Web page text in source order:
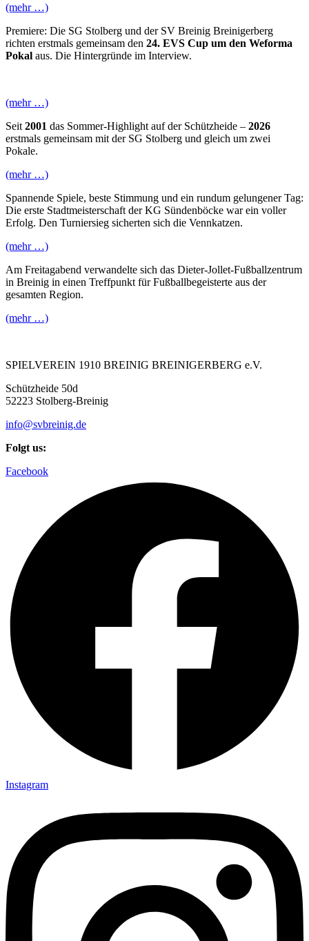
(mehr …)
Premiere: Die SG Stolberg und der SV Breinig Breinigerberg
richten erstmals gemeinsam den 24. EVS Cup um den Weforma
Pokal aus. Die Hintergründe im Interview.
(mehr …)
Seit 2001 das Sommer-Highlight auf der Schützheide – 2026
erstmals gemeinsam mit der SG Stolberg und gleich um zwei
Pokale.
(mehr …)
Spannende Spiele, beste Stimmung und ein rundum gelungener Tag:
Die erste Stadtmeisterschaft der KG Sündenböcke war ein voller
Erfolg. Den Turniersieg sicherten sich die Vennkatzen.
(mehr …)
Am Freitagabend verwandelte sich das Dieter-Jollet-Fußballzentrum
in Breinig in einen Treffpunkt für Fußballbegeisterte aus der
gesamten Region.
(mehr …)
SPIELVEREIN 1910 BREINIG BREINIGERBERG e.V.
Schützheide 50d
52223 Stolberg-Breinig
info@svbreinig.de
Folgt us:
Facebook
Instagram